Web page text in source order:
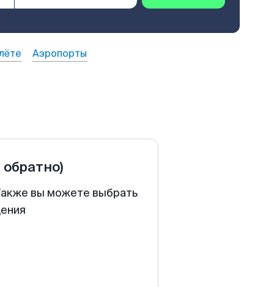
Аэропорты
обратно)
вы можете выбрать